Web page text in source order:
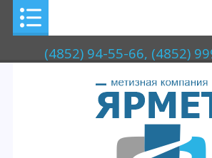
(4852) 94-55-66, (4852)